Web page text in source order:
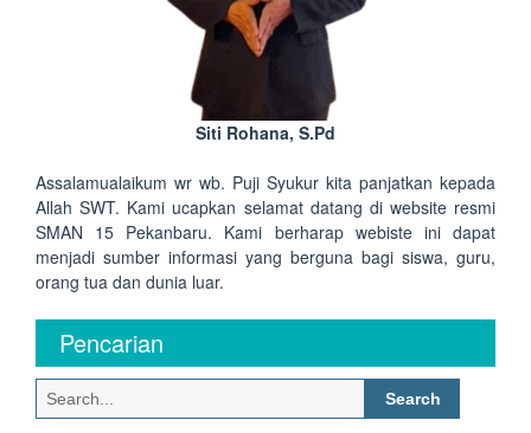
Siti Rohana, S.Pd
Assalamualaikum wr wb. Puji Syukur kita panjatkan kepada
Allah SWT. Kami ucapkan selamat datang di website resmi
SMAN 15 Pekanbaru. Kami berharap webiste ini dapat
menjadi sumber informasi yang berguna bagi siswa, guru,
orang tua dan dunia luar.
Pencarian
Search
for: